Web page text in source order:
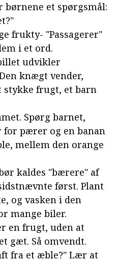
børnene et spørgsmål:
frukty- "Passagerer"
i et ord.
udvikler
knægt vender,
frugt, et barn
Spørg barnet,
pærer og en banan
mellem den orange
kaldes "bærere" af
først. Plant
og vasken i den
mange biler.
en frugt, uden at
gæt. Så omvendt.
fra et æble?" Lær at